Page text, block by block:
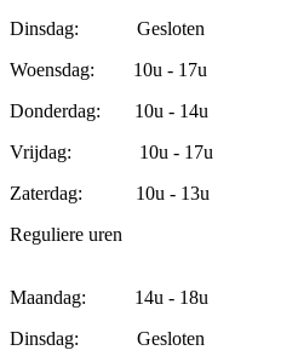
Dinsdag: Gesloten
Woensdag: 10u - 17u
Donderdag: 10u - 14u
Vrijdag: 10u - 17u
Zaterdag: 10u - 13u
Reguliere uren
Maandag: 14u - 18u
Dinsdag: Gesloten